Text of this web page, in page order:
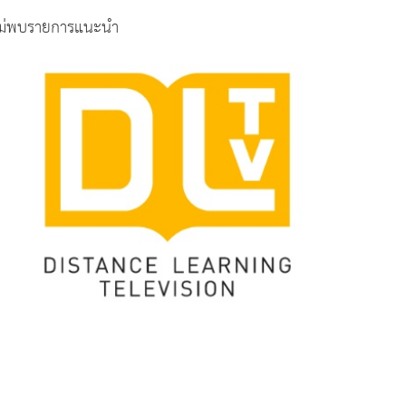
พบรายการแนะนำ